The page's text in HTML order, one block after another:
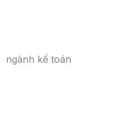
ngành kế toán